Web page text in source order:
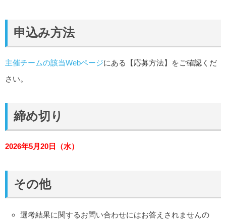
申込み方法
主催チームの該当Webページにある【応募方法】をご確認くだ
さい。
締め切り
2026年5月20日（水）
その他
選考結果に関するお問い合わせにはお答えされませんの